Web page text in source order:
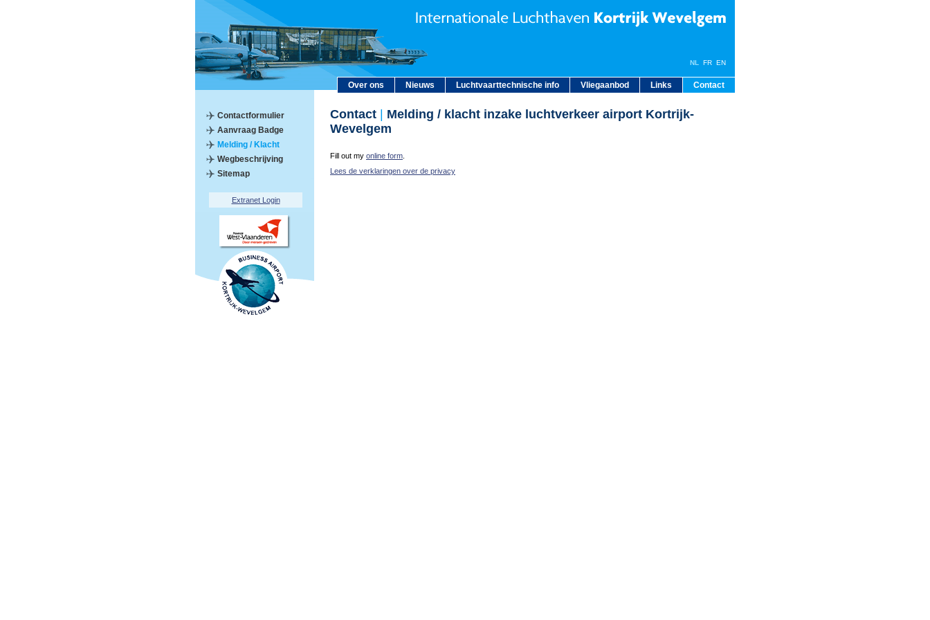
Over ons Nieuws Luchtvaarttechnische info Vliegaanbod Links Contact
NL FR EN
Contactformulier
Aanvraag Badge
Melding / Klacht
Wegbeschrijving
Sitemap
Extranet Login
Contact
Melding / klacht inzake luchtverkeer airport Kortrijk-
Wevelgem
Fill out my online form
Lees de verklaringen over de privacy